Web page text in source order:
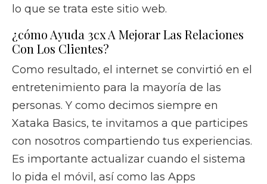
lo que se trata este sitio web.
¿cómo Ayuda 3cx A Mejorar Las Relaciones
Con Los Clientes?
Como resultado, el internet se convirtió en el
entretenimiento para la mayoría de las
personas. Y como decimos siempre en
Xataka Basics, te invitamos a que participes
con nosotros compartiendo tus experiencias.
Es importante actualizar cuando el sistema
lo pida el móvil, así como las Apps